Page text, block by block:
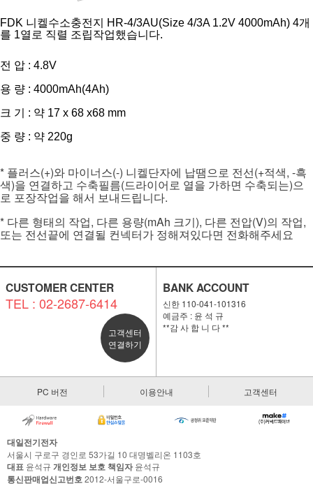
FDK 니켈수소충전지 HR-4/3AU(Size 4/3A 1.2V 4000mAh) 4개
를 1열로 직렬 조립작업했습니다.
전 압 : 4.8V
용 량 : 4000mAh(4Ah)
크 기 : 약 17 x 68 x68 mm
중 량 : 약 220g
* 플러스(+)와 마이너스(-) 니켈단자에 납땜으로 전선(+적색, -흑
색)을 연결하고 수축필름(드라이어로 열을 가하면 수축되는)으
로 포장작업을 해서 보내드립니다.
* 다른 형태의 작업, 다른 용량(mAh 크기), 다른 전압(V)의 작업,
또는 전선끝에 연결될 컨넥터가 정해져있다면 전화해주세요
CUSTOMER CENTER
TEL : 02-2687-6414
고객센터
연결하기
BANK ACCOUNT
신한 110-041-101316
예금주 : 윤 석 규
**감 사 합 니 다 **
PC 버전 이용안내 고객센터
대일전기전자
서울시 구로구 경인로 53가길 10 대명벨리온 1103호
대표 윤석규 개인정보 보호 책임자윤석규
통신판매업신고번호2012-서울구로-0016